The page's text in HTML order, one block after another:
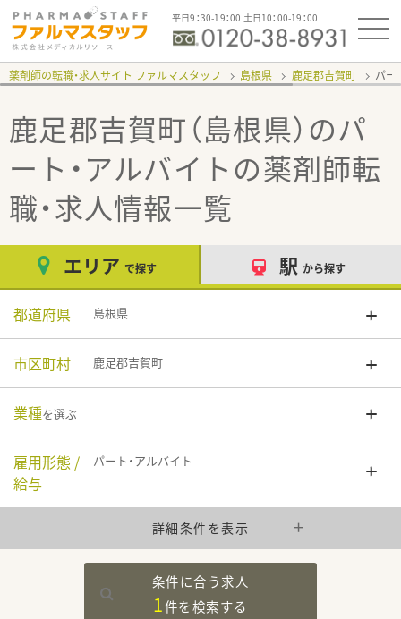
平日9：30-19：00 土日10：00-19：00
薬剤師の転職・求人サイト ファルマスタッフ 島根県 鹿足郡吉賀町 パー
鹿足郡吉賀町（島根県）のパ
ート・アルバイトの薬剤師転
職・求人情報一覧
エリア で探す 駅 から探す
都道府県 島根県
市区町村 鹿足郡吉賀町
業種を選ぶ
雇用形態 /
給与
パート・アルバイト
詳細条件を表示
条件に合う求人
1件を検索する